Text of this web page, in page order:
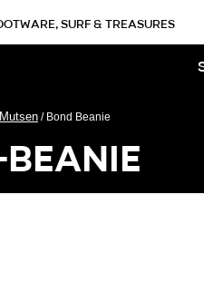
surf & treasures
Mutsen / Bond Beanie